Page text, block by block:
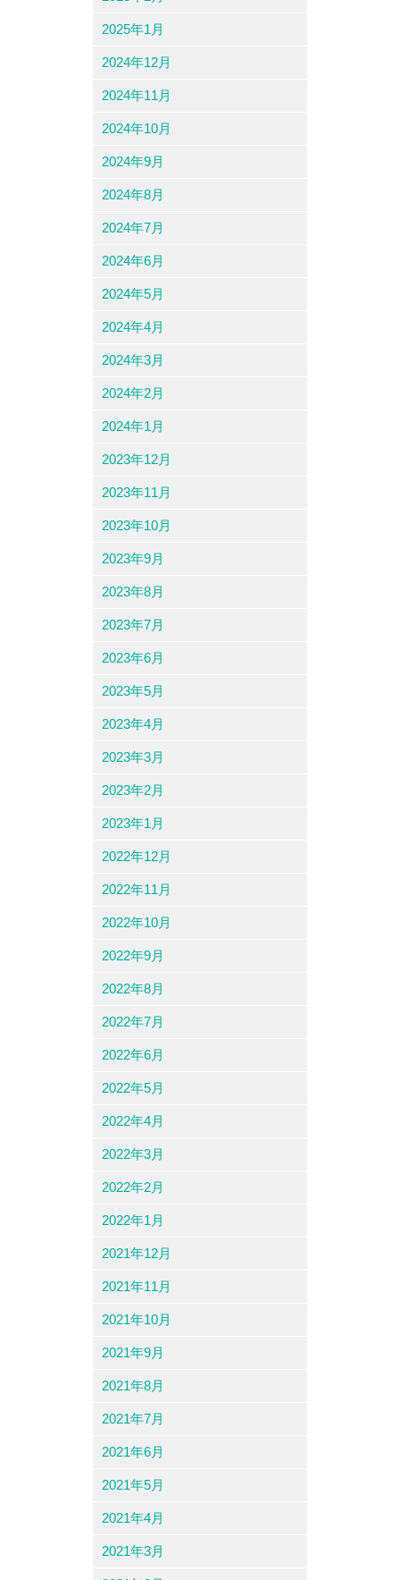
2025年1月
2024年12月
2024年11月
2024年10月
2024年9月
2024年8月
2024年7月
2024年6月
2024年5月
2024年4月
2024年3月
2024年2月
2024年1月
2023年12月
2023年11月
2023年10月
2023年9月
2023年8月
2023年7月
2023年6月
2023年5月
2023年4月
2023年3月
2023年2月
2023年1月
2022年12月
2022年11月
2022年10月
2022年9月
2022年8月
2022年7月
2022年6月
2022年5月
2022年4月
2022年3月
2022年2月
2022年1月
2021年12月
2021年11月
2021年10月
2021年9月
2021年8月
2021年7月
2021年6月
2021年5月
2021年4月
2021年3月